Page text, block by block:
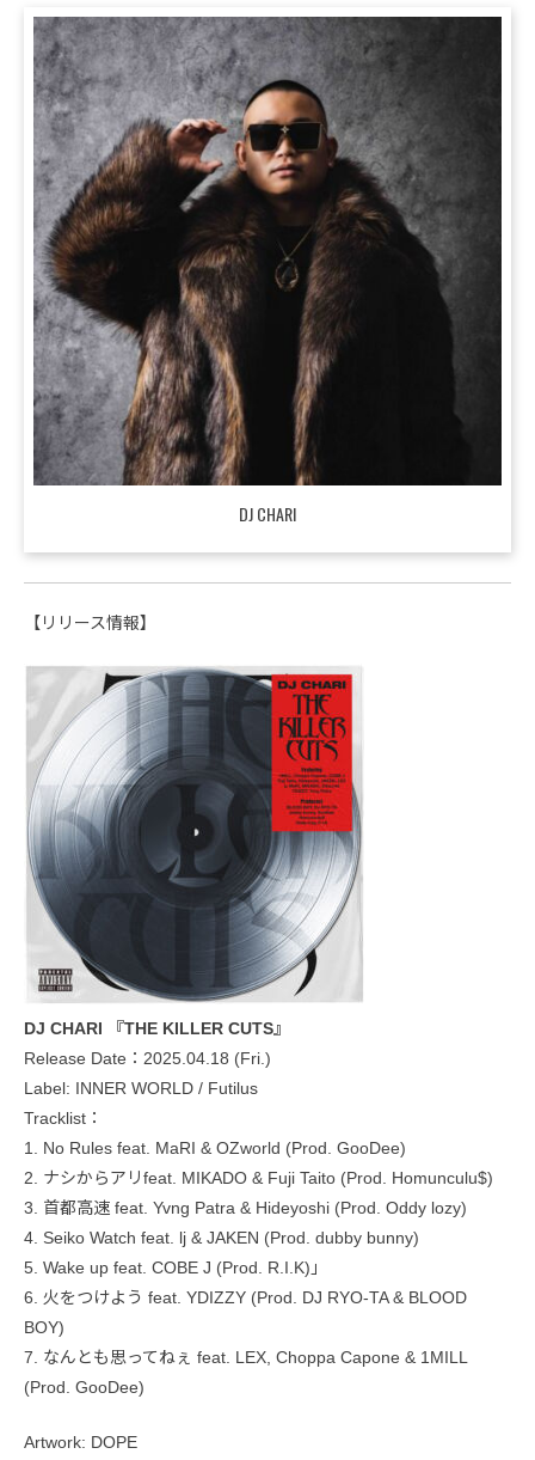
DJ CHARI
【リリース情報】
DJ CHARI 『THE KILLER CUTS』
Release Date：2025.04.18 (Fri.)
Label: INNER WORLD / Futilus
Tracklist：
1. No Rules feat. MaRI & OZworld (Prod. GooDee)
2. ナシからアリfeat. MIKADO & Fuji Taito (Prod. Homunculu$)
3. ⾸都⾼速 feat. Yvng Patra & Hideyoshi (Prod. Oddy lozy)
4. Seiko Watch feat. lj & JAKEN (Prod. dubby bunny)
5. Wake up feat. COBE J (Prod. R.I.K)」
6. 火をつけよう feat. YDIZZY (Prod. DJ RYO-TA & BLOOD
BOY)
7. なんとも思ってねぇ feat. LEX, Choppa Capone & 1MILL
(Prod. GooDee)
Artwork: DOPE